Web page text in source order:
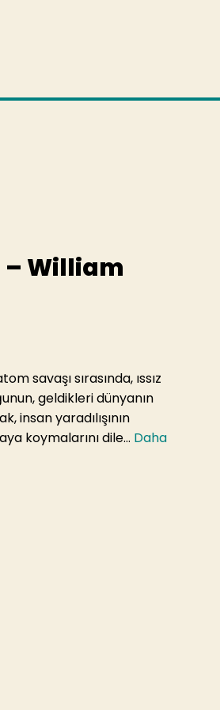
– William
savaşı sırasında, ıssız
geldikleri dünyanın
insan yaradılışının
koymalarını dile… Daha